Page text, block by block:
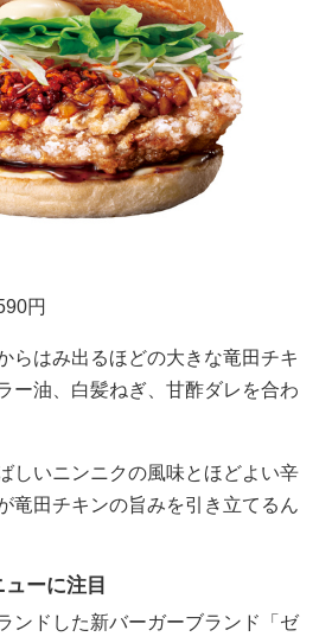
円
らはみ出るほどの大きな竜田チキ
ー油、白髪ねぎ、甘酢ダレを合わ
しいニンニクの風味とほどよい辛
竜田チキンの旨みを引き立てるん
ーに注目
ンドした新バーガーブランド「ゼ